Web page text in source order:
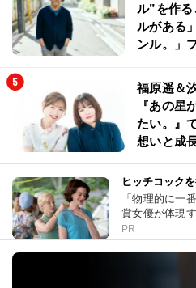
ル”を作
ルがある
ンル。」
福原遥＆
『あの星
たい。』
想いと成
ヒッチコック
「物理的に一
賞女優が体現
PR